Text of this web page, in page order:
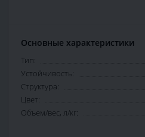
Основные характеристики
Тип:
Устойчивость:
Структура:
Цвет:
Объем/вес, л/кг: